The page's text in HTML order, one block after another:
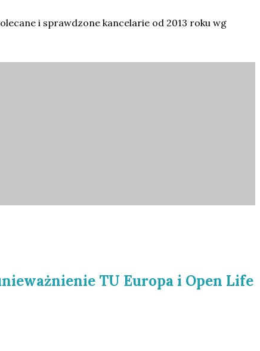
i sprawdzone kancelarie od 2013 roku wg
TU Europa i Open Life